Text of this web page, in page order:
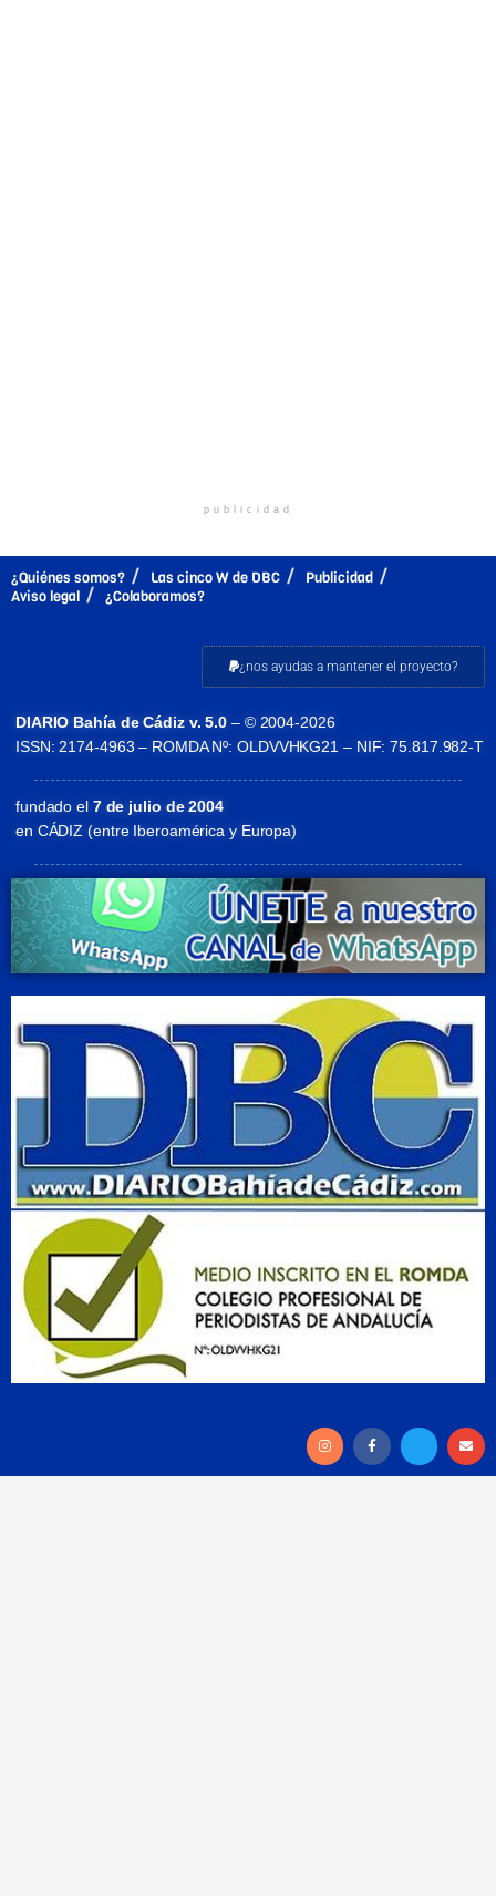
publicidad
¿Quiénes somos? Las cinco W de DBC
Publicidad
Aviso legal
¿Colaboramos?
¿nos ayudas a mantener el proyecto?
DIARIO Bahía de Cádiz v. 5.0 – © 2004-2026
ISSN: 2174-4963 – ROMDA Nº: OLDVVHKG21 – NIF: 75.817.982-T
fundado el7 de julio de 2004
en CÁDIZ (entre Iberoamérica y Europa)